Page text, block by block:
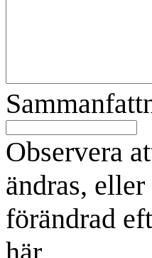
Observera
ändras,
förändrad